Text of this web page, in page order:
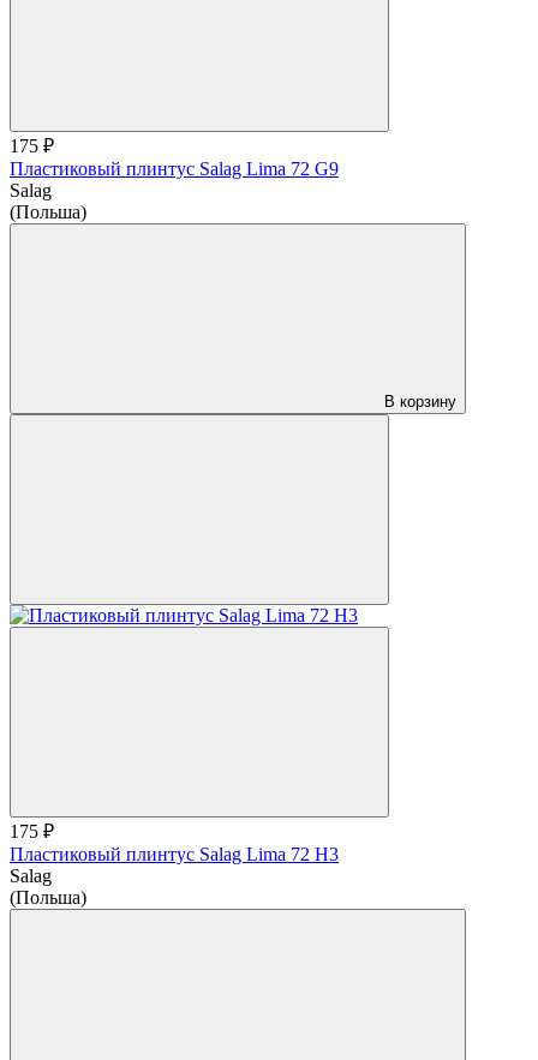
175 ₽
Пластиковый плинтус Salag Lima 72 G9
Salag
(Польша)
В корзину
175 ₽
Пластиковый плинтус Salag Lima 72 H3
Salag
(Польша)